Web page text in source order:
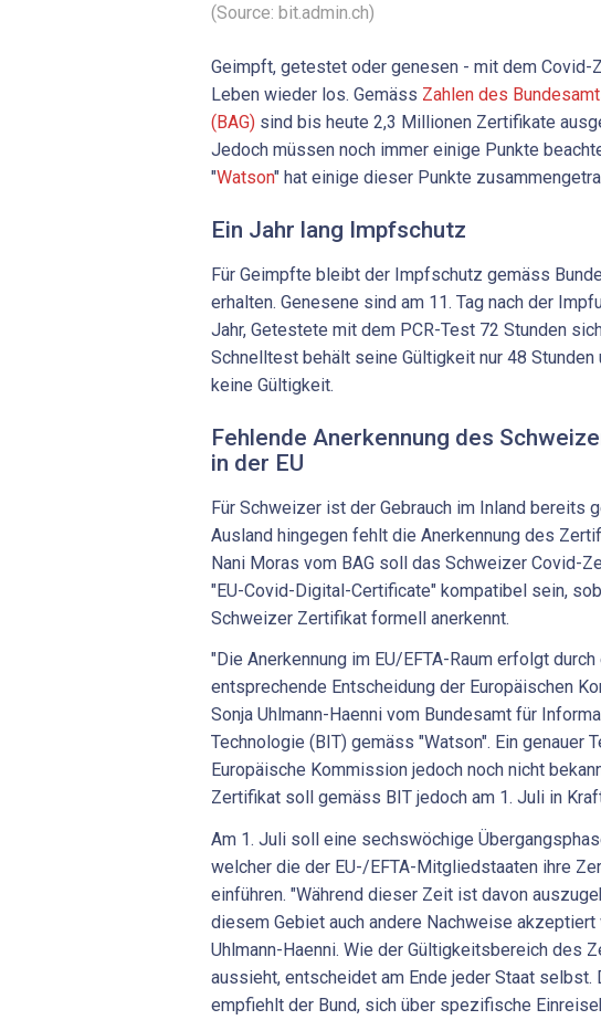
(Source: bit.admin.ch)
Geimpft, getestet oder genesen - mit dem Covid-
Leben wieder los. Gemäss Zahlen des
(BAG) sind bis heute 2,3 Millionen Zertifikate
Jedoch müssen noch immer einige Punkte
"Watson" hat einige dieser Punkte
Ein Jahr lang Impfschutz
Für Geimpfte bleibt der Impfschutz gemäss
erhalten. Genesene sind am 11. Tag nach der
Jahr, Getestete mit dem PCR-Test 72 Stunden
Schnelltest behält seine Gültigkeit nur 48 Stunden
keine Gültigkeit.
Fehlende Anerkennung des
in der EU
Für Schweizer ist der Gebrauch im Inland bereits
Ausland hingegen fehlt die Anerkennung des
Nani Moras vom BAG soll das Schweizer Covid-
"EU-Covid-Digital-Certificate" kompatibel sein,
Schweizer Zertifikat formell anerkennt.
"Die Anerkennung im EU/EFTA-Raum erfolgt durch
entsprechende Entscheidung der Europäischen
Sonja Uhlmann-Haenni vom Bundesamt für
Technologie (BIT) gemäss "Watson". Ein genauer
Europäische Kommission jedoch noch nicht
Zertifikat soll gemäss BIT jedoch am 1. Juli in
Am 1. Juli soll eine sechswöchige
welcher die der EU-/EFTA-Mitgliedstaaten ihre
einführen. "Während dieser Zeit ist davon
diesem Gebiet auch andere Nachweise akzeptiert
Uhlmann-Haenni. Wie der Gültigkeitsbereich des
aussieht, entscheidet am Ende jeder Staat selbst.
empfiehlt der Bund, sich über spezifische